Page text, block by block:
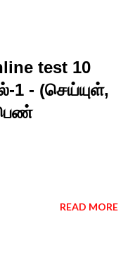
test 10
1 - (செய்யுள்,
READ MORE